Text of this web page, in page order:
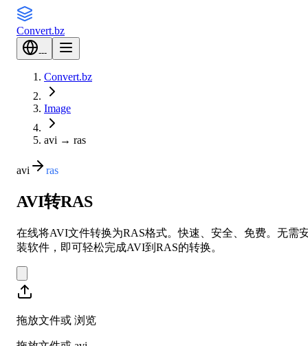
Convert.bz
---
Convert.bz
Image
avi → ras
avi ras
AVI转RAS
在线将AVI文件转换为RAS格式。快速、安全、免费。无需
装软件，即可轻松完成AVI到RAS的转换。
拖放文件或 浏览